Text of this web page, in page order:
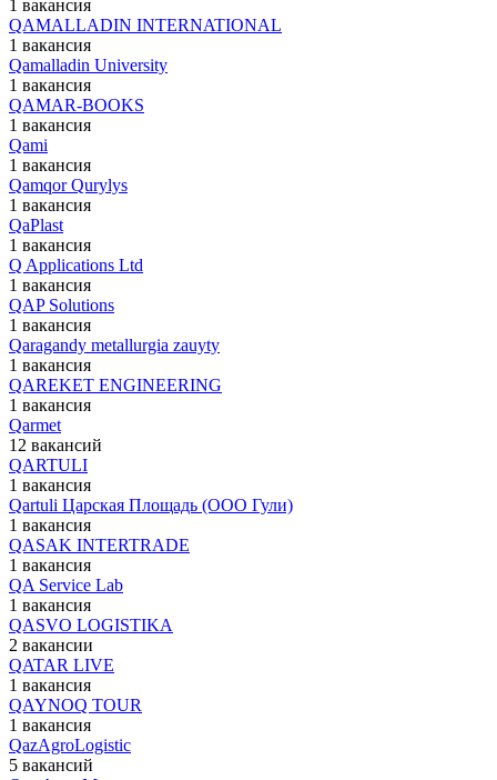
1 вакансия
QAMALLADIN INTERNATIONAL
1 вакансия
Qamalladin University
1 вакансия
QAMAR-BOOKS
1 вакансия
Qami
1 вакансия
Qamqor Qurylys
1 вакансия
QaPlast
1 вакансия
Q Applications Ltd
1 вакансия
QAP Solutions
1 вакансия
Qaragandy metallurgia zauyty
1 вакансия
QAREKET ENGINEERING
1 вакансия
Qarmet
12 вакансий
QARTULI
1 вакансия
Qartuli Царская Площадь (ООО Гули)
1 вакансия
QASAK INTERTRADE
1 вакансия
QA Service Lab
1 вакансия
QASVO LOGISTIKA
2 вакансии
QATAR LIVE
1 вакансия
QAYNOQ TOUR
1 вакансия
QazAgroLogistic
5 вакансий